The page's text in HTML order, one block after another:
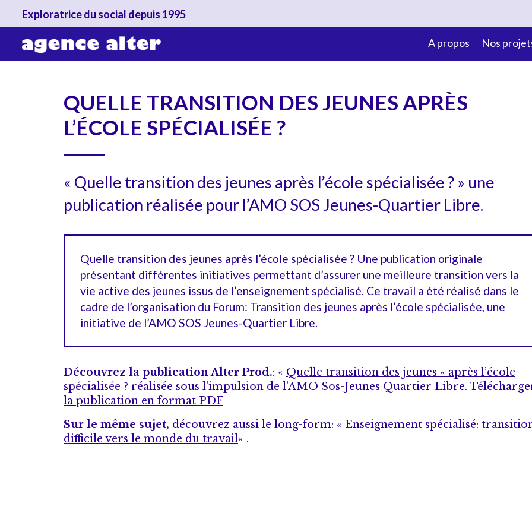
Exploratrice du social depuis 1995
A propos Nos
QUELLE TRANSITION DES JEUNES APRÈS
L’ÉCOLE SPÉCIALISÉE ?
« Quelle transition des jeunes après l’école spécialisée ? » une
publication réalisée pour l’AMO SOS Jeunes-Quartier Libre.
Quelle transition des jeunes après l’école spécialisée ? Une publication originale
présentant différentes initiatives permettant d’assurer une meilleure transition vers la
vie active des jeunes issus de l’enseignement spécialisé. Ce travail a été réalisé dans le
cadre de l’organisation du Forum: Transition des jeunes après l’école spécialisée, une
initiative de l’AMO SOS Jeunes-Quartier Libre.
Découvrez la publication Alter Prod.: « Quelle transition des jeunes « après l’école
spécialisée ? réalisée sous l’impulsion de l’AMO Sos-Jeunes Quartier Libre.
la publication en format PDF
Sur le même sujet, découvrez aussi le long-form: « Enseignement spécialisé:
difficile vers le monde du travail« .